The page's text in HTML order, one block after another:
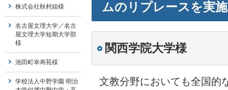
ムのリプレースを実施
関西学院大学様
文教分野においても全国的
株式会社秋村組様
名古屋文理大学／名古
屋文理大学短期大学部
様
池田町幸寿苑様
学校法人中野学園 明治